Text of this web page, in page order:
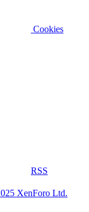
Cookies
RSS
XenForo Ltd.